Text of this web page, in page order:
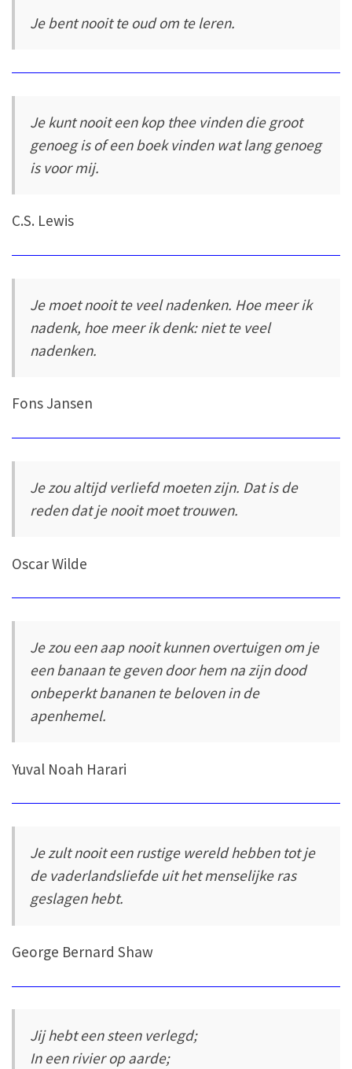
Je bent nooit te oud om te leren.
Je kunt nooit een kop thee vinden die groot
genoeg is of een boek vinden wat lang genoeg
is voor mij.
C.S. Lewis
Je moet nooit te veel nadenken. Hoe meer ik
nadenk, hoe meer ik denk: niet te veel
nadenken.
Fons Jansen
Je zou altijd verliefd moeten zijn. Dat is de
reden dat je nooit moet trouwen.
Oscar Wilde
Je zou een aap nooit kunnen overtuigen om je
een banaan te geven door hem na zijn dood
onbeperkt bananen te beloven in de
apenhemel.
Yuval Noah Harari
Je zult nooit een rustige wereld hebben tot je
de vaderlandsliefde uit het menselijke ras
geslagen hebt.
George Bernard Shaw
Jij hebt een steen verlegd;
In een rivier op aarde;